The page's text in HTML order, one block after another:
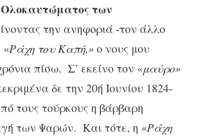
Ολοκαυτώματος των
την ανηφοριά -τον άλλο
«Ράχη του Καπή,»ο νους μου
πίσω. Σ’ εκείνο τον «μαύρο»
δε την 20ή Ιουνίου 1824-
τους τούρκους η βάρβαρη
των Ψαρών. Και τότε, η «Ράχη